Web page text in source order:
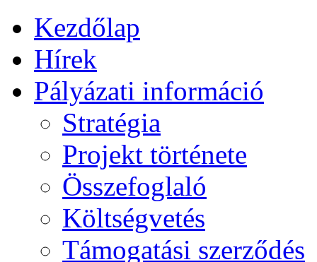
Kezdőlap
Hírek
Pályázati információ
Stratégia
Projekt története
Összefoglaló
Költségvetés
Támogatási szerződés